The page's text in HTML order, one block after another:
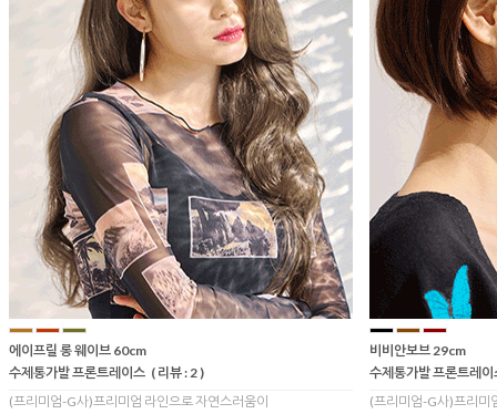
에이프릴 롱 웨이브 60cm
수제통가발 프론트레이스 ( 리뷰 : 2 )
(프리미엄-G사)프리미엄 라인으로 자연스러움이
비비안보브 29cm
수제통가발 프론트레이
(프리미엄-G사)프리미